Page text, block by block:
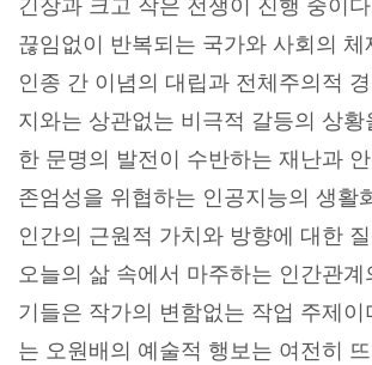
긴장과 크고 작은 전쟁이 진행 중이다
끊임없이 반복되는 국가와 사회의 체
인종 간 이념의 대립과 전체주의적
지와는 상관없는 비극적 갈등의 상황
한 문명의 발전이 수반하는 재난과
존엄성을 위협하는 인공지능의 생활
인간의 근원적 가치와 방향에 대한
오늘의 삶 속에서 마주하는 인간관
기들은 작가의 변함없는 작업 주제이
는 오원배의 예술적 행보는 여전히